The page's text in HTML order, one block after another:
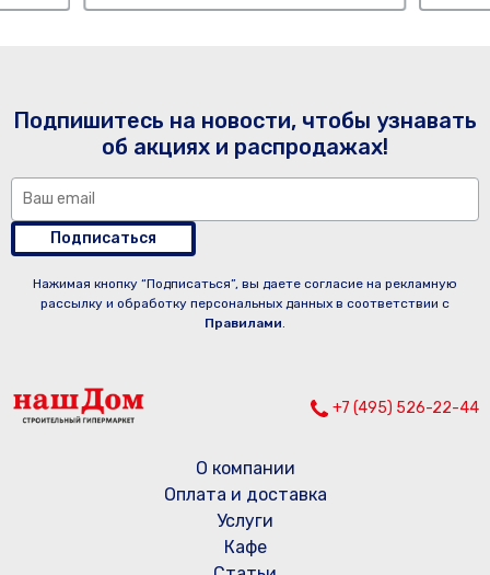
Подпишитесь на новости, чтобы узнавать
об акциях и распродажах!
Подписаться
Нажимая кнопку “Подписаться”, вы даете согласие на рекламную
рассылку и обработку персональных данных в соответствии с
Правилами.
+7 (495) 526-22-44
О компании
Оплата и доставка
Услуги
Кафе